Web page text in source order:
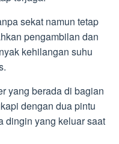
sekat namun tetap
pengambilan dan
kehilangan suhu
yang berada di bagian
dengan dua pintu
dingin yang keluar saat